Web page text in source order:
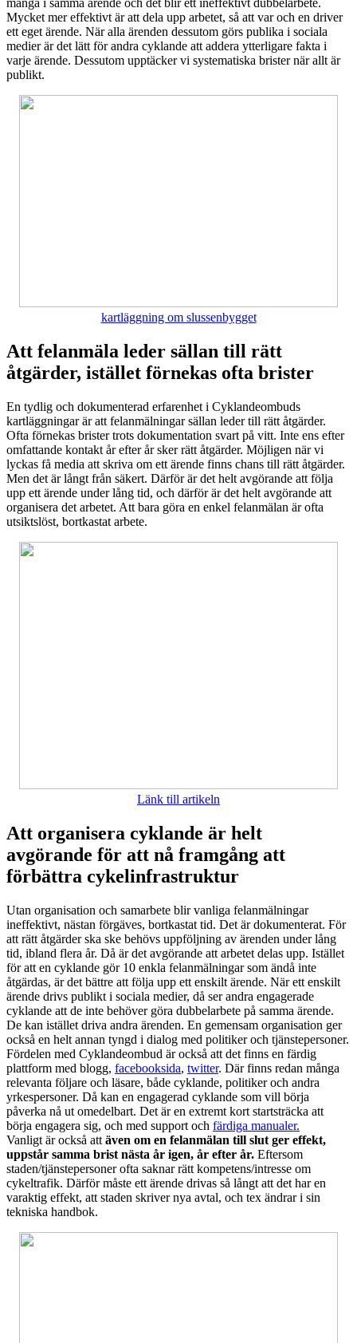
många i samma ärende och det blir ett ineffektivt dubbelarbete.
Mycket mer effektivt är att dela upp arbetet, så att var och en driver
ett eget ärende. När alla ärenden dessutom görs publika i sociala
medier är det lätt för andra cyklande att addera ytterligare fakta i
varje ärende. Dessutom upptäcker vi systematiska brister när allt är
publikt.
kartläggning om slussenbygget
Att felanmäla leder sällan till rätt
åtgärder, istället förnekas ofta brister
En tydlig och dokumenterad erfarenhet i Cyklandeombuds
kartläggningar är att felanmälningar sällan leder till rätt åtgärder.
Ofta förnekas brister trots dokumentation svart på vitt. Inte ens efter
omfattande kontakt år efter år sker rätt åtgärder. Möjligen när vi
lyckas få media att skriva om ett ärende finns chans till rätt åtgärder.
Men det är långt från säkert. Därför är det helt avgörande att följa
upp ett ärende under lång tid, och därför är det helt avgörande att
organisera det arbetet. Att bara göra en enkel felanmälan är ofta
utsiktslöst, bortkastat arbete.
Länk till artikeln
Att organisera cyklande är helt
avgörande för att nå framgång att
förbättra cykelinfrastruktur
Utan organisation och samarbete blir vanliga felanmälningar
ineffektivt, nästan förgäves, bortkastat tid. Det är dokumenterat. För
att rätt åtgärder ska ske behövs uppföljning av ärenden under lång
tid, ibland flera år. Då är det avgörande att arbetet delas upp. Istället
för att en cyklande gör 10 enkla felanmälningar som ändå inte
åtgärdas, är det bättre att följa upp ett enskilt ärende. När ett enskilt
ärende drivs publikt i sociala medier, då ser andra engagerade
cyklande att de inte behöver göra dubbelarbete på samma ärende.
De kan istället driva andra ärenden. En gemensam organisation ger
också en helt annan tyngd i dialog med politiker och tjänstepersoner.
Fördelen med Cyklandeombud är också att det finns en färdig
plattform med blogg, facebooksida, twitter. Där finns redan många
relevanta följare och läsare, både cyklande, politiker och andra
yrkespersoner. Då kan en engagerad cyklande som vill börja
påverka nå ut omedelbart. Det är en extremt kort startsträcka att
börja engagera sig, och med support och färdiga manualer.
Vanligt är också att även om en felanmälan till slut ger effekt,
uppstår samma brist nästa år igen, år efter år. Eftersom
staden/tjänstepersoner ofta saknar rätt kompetens/intresse om
cykeltrafik. Därför måste ett ärende drivas så långt att det har en
varaktig effekt, att staden skriver nya avtal, och tex ändrar i sin
tekniska handbok.